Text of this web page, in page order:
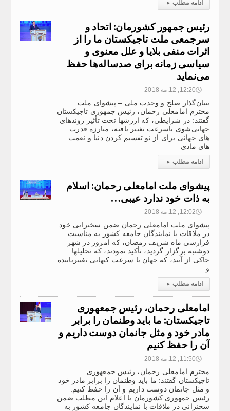
ادامه مطلب ▸
رئیس جمهور کشورمان: اتحاد و
سرجمعی ملت تاجیکستان ما را از
اثرات منفی بلایا و علل معنوی و
سیاسی زمانه برای صدساله‌ها حفظ
می‌نماید
🕔12:20, 12.مه 2018
بنیان‌گذار صلح و وحدت ملی – پیشوای ملت
محترم امامعلی رحمان، رئیس جمهوری تاجیکستان
گفتند: در شرایطی، که ارزشها تحت تأثیر روندهای
جهانی‌شوی باسرعت تغییر یافته، مبارزه قدرت
های جهانی برای از نو تقسیم کردن دنیا و نعمت
های مادی
ادامه مطلب ▸
پیشوای ملت امامعلی رحمان: اسلام
به ذات خود ندارد عیبی…
🕔12:02, 12.مه 2018
پیشوای ملت امامعلی رحمان ضمن سخنرانی خود
در ملاقات با نمایندگان جامعه کشور به مناسبت
فرارسی ماه شریف رمضان، که امروز در شهر
دوشنبه برگزار گردید، تأکید نمودند، که تحلیلها
حاکی از آنند، که جهان با سرعت کیهانی تغییریابنده
و
ادامه مطلب ▸
امامعلی رحمان، رئیس جمعهوری
تاجیکستان: ما باید وطنمان را برابر
مادر خود و مثل جانمان دوست داریم و
آن را حفظ کنیم
🕔11:50, 12.مه 2018
محترم امامعلی رحمان، رئیس جمعهوری
تاجیکستان گفتند: ما باید وطنمان را برابر مادر خود
و مثل جانمان دوست داریم و آن را حفظ کنیم.
رئیس جمهوری کشورمان با اعلام این مطلب ضمن
سخنرانی در ملاقات با نمایندگان جامعه کشور به